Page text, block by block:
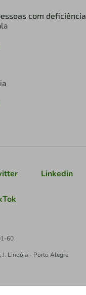
com deficiência
Linkedin
60
Lindóia - Porto Alegre